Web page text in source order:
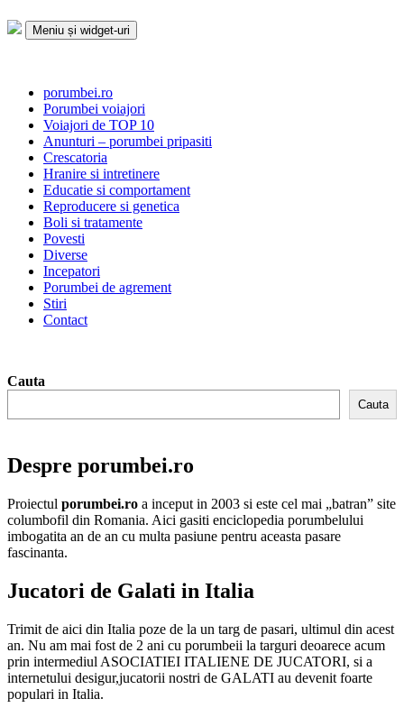
la
Meniu și widget-uri
porumbei.ro
Porumbei voiajori
Voiajori de TOP 10
Anunturi – porumbei pripasiti
Crescatoria
Hranire si intretinere
Educatie si comportament
Reproducere si genetica
Boli si tratamente
Povesti
Diverse
Incepatori
Porumbei de agrement
Stiri
Contact
Cauta
Cauta
Despre porumbei.ro
Proiectul porumbei.ro a inceput in 2003 si este cel mai „batran” site
columbofil din Romania. Aici gasiti enciclopedia porumbelului
imbogatita an de an cu multa pasiune pentru aceasta pasare
fascinanta.
Jucatori de Galati in Italia
Trimit de aici din Italia poze de la un targ de pasari, ultimul din acest
an. Nu am mai fost de 2 ani cu porumbeii la targuri deoarece acum
prin intermediul ASOCIATIEI ITALIENE DE JUCATORI, si a
internetului desigur,jucatorii nostri de GALATI au devenit foarte
populari in Italia.